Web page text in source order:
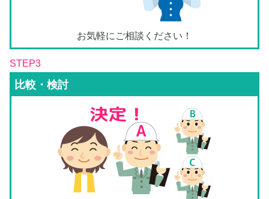
お気軽にご相談ください！
STEP3
比較・検討